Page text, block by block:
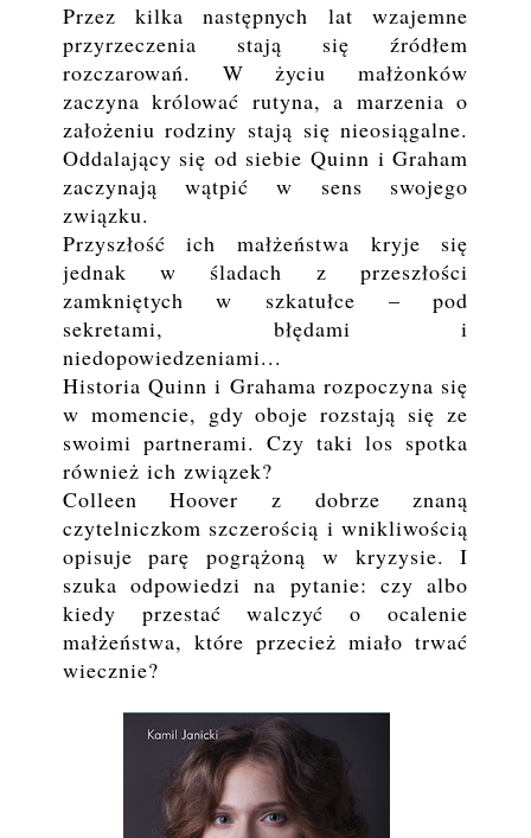
Przez kilka następnych lat wzajemne
przyrzeczenia stają się źródłem
rozczarowań. W życiu małżonków
zaczyna królować rutyna, a marzenia o
założeniu rodziny stają się nieosiągalne.
Oddalający się od siebie Quinn i Graham
zaczynają wątpić w sens swojego
związku.
Przyszłość ich małżeństwa kryje się
jednak w śladach z przeszłości
zamkniętych w szkatułce – pod
sekretami, błędami i
niedopowiedzeniami...
Historia Quinn i Grahama rozpoczyna się
w momencie, gdy oboje rozstają się ze
swoimi partnerami. Czy taki los spotka
również ich związek?
Colleen Hoover z dobrze znaną
czytelniczkom szczerością i wnikliwością
opisuje parę pogrążoną w kryzysie. I
szuka odpowiedzi na pytanie: czy albo
kiedy przestać walczyć o ocalenie
małżeństwa, które przecież miało trwać
wiecznie?